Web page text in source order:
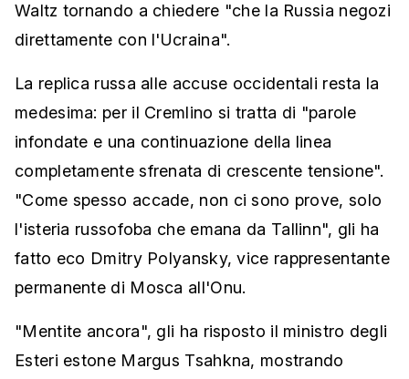
Waltz tornando a chiedere "che la Russia negozi
direttamente con l'Ucraina".
La replica russa alle accuse occidentali resta la
medesima: per il Cremlino si tratta di "parole
infondate e una continuazione della linea
completamente sfrenata di crescente tensione".
"Come spesso accade, non ci sono prove, solo
l'isteria russofoba che emana da Tallinn", gli ha
fatto eco Dmitry Polyansky, vice rappresentante
permanente di Mosca all'Onu.
"Mentite ancora", gli ha risposto il ministro degli
Esteri estone Margus Tsahkna, mostrando